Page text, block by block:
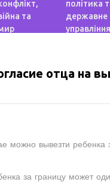
та
політика
державне
управління
отца на
можно вывезти ребенка
за границу может